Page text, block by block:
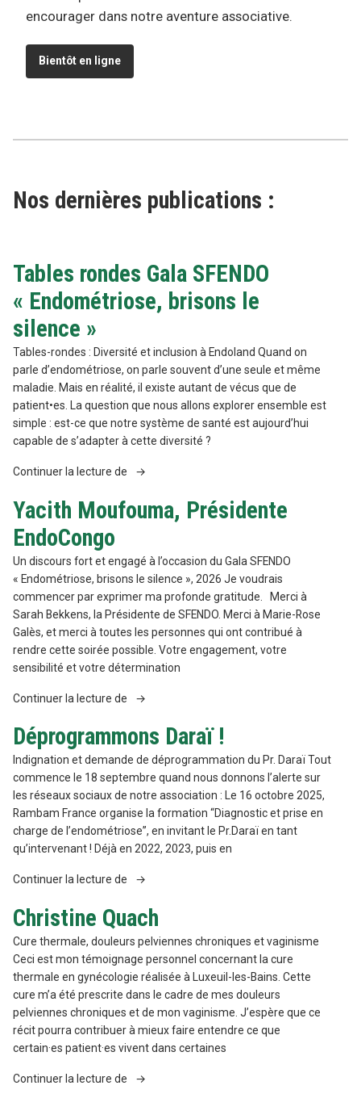
encourager dans notre aventure associative.
Bientôt en ligne
Nos dernières publications :
Tables rondes Gala SFENDO
« Endométriose, brisons le
silence »
Tables-rondes : Diversité et inclusion à Endoland Quand on
parle d’endométriose, on parle souvent d’une seule et même
maladie. Mais en réalité, il existe autant de vécus que de
patient•es. La question que nous allons explorer ensemble est
simple : est-ce que notre système de santé est aujourd’hui
capable de s’adapter à cette diversité ?
Continuer la lecture de
« Tables
Gala
brisons
le
silence » »
Yacith Moufouma, Présidente
EndoCongo
Un discours fort et engagé à l’occasion du Gala SFENDO
« Endométriose, brisons le silence », 2026 Je voudrais
commencer par exprimer ma profonde gratitude. Merci à
Sarah Bekkens, la Présidente de SFENDO. Merci à Marie-Rose
Galès, et merci à toutes les personnes qui ont contribué à
rendre cette soirée possible. Votre engagement, votre
sensibilité et votre détermination
Continuer la lecture de
« Yacith
Présidente
Déprogrammons Daraï !
Indignation et demande de déprogrammation du Pr. Daraï Tout
commence le 18 septembre quand nous donnons l’alerte sur
les réseaux sociaux de notre association : Le 16 octobre 2025,
Rambam France organise la formation “Diagnostic et prise en
charge de l’endométriose”, en invitant le Pr.Daraï en tant
qu’intervenant ! Déjà en 2022, 2023, puis en
Continuer la lecture de
« Déprogrammons
! »
Christine Quach
Cure thermale, douleurs pelviennes chroniques et vaginisme
Ceci est mon témoignage personnel concernant la cure
thermale en gynécologie réalisée à Luxeuil-les-Bains. Cette
cure m’a été prescrite dans le cadre de mes douleurs
pelviennes chroniques et de mon vaginisme. J’espère que ce
récit pourra contribuer à mieux faire entendre ce que
certain·es patient·es vivent dans certaines
Continuer la lecture de
« Christine